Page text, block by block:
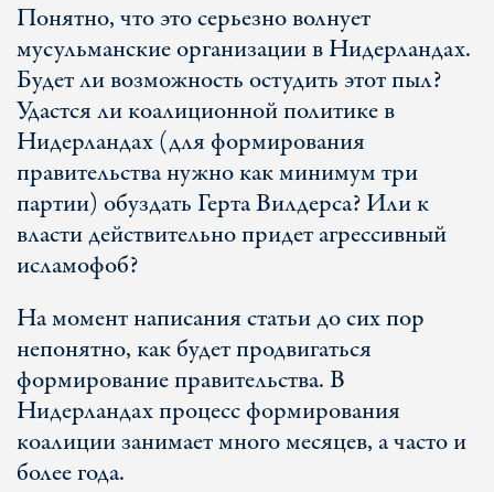
Понятно, что это серьезно волнует
мусульманские организации в Нидерландах.
Будет ли возможность остудить этот пыл?
Удастся ли коалиционной политике в
Нидерландах (для формирования
правительства нужно как минимум три
партии) обуздать Герта Вилдерса? Или к
власти действительно придет агрессивный
исламофоб?
На момент написания статьи до сих пор
непонятно, как будет продвигаться
формирование правительства. В
Нидерландах процесс формирования
коалиции занимает много месяцев, а часто и
более года.